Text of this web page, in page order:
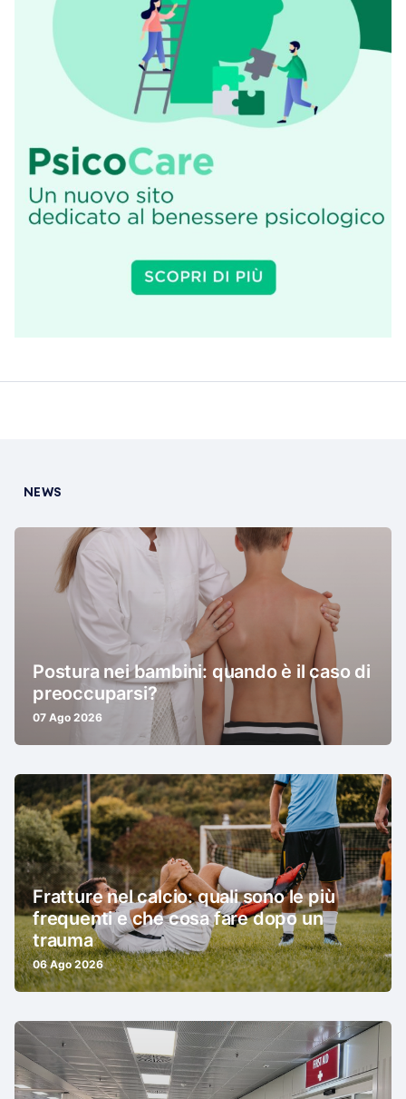
NEWS
Postura nei bambini: quando è il caso di
preoccuparsi?
07 Ago 2026
Fratture nel calcio: quali sono le più
frequenti e che cosa fare dopo un
trauma
06 Ago 2026